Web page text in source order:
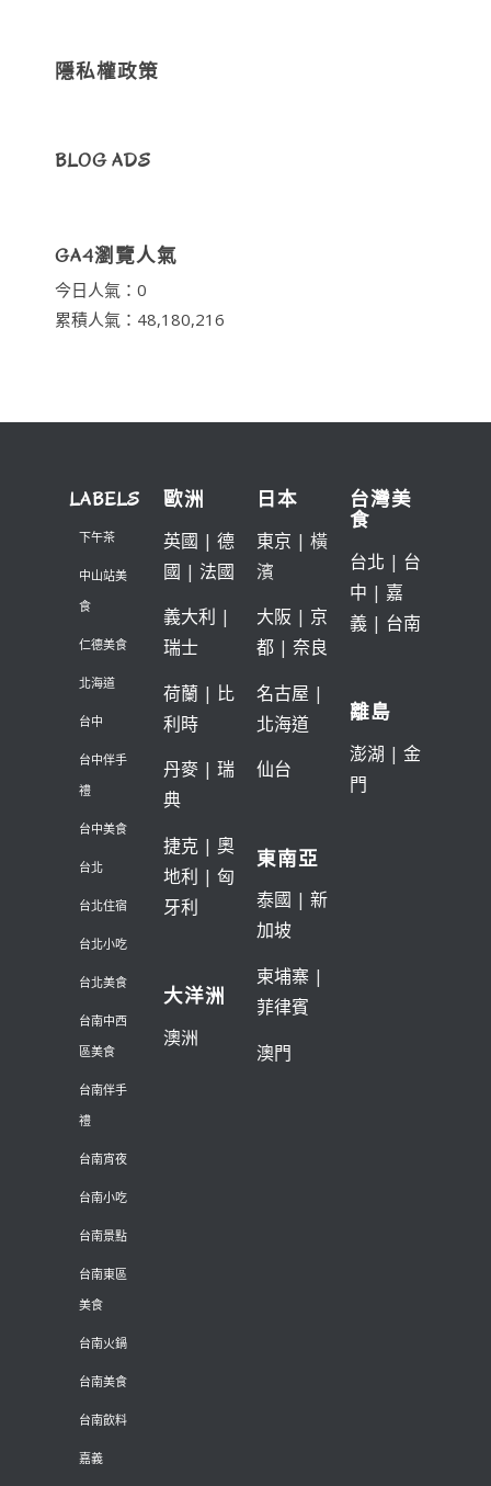
隱私權政策
BLOG ADS
GA4瀏覽人氣
今日人氣：0
累積人氣：48,180,216
LABELS
下午茶
中山站美
食
仁德美食
北海道
台中
台中伴手
禮
台中美食
台北
台北住宿
台北小吃
台北美食
台南中西
區美食
台南伴手
禮
台南宵夜
台南小吃
台南景點
台南東區
美食
台南火鍋
台南美食
台南飲料
嘉義
歐洲
英國 | 德
國 | 法國
義大利 |
瑞士
荷蘭| 比
利時
丹麥| 瑞
典
捷克| 奧
地利 | 匈
牙利
大洋洲
澳洲
日本
東京 | 橫
濱
大阪 | 京
都| 奈良
名古屋 |
北海道
仙台
東南亞
泰國 | 新
加坡
柬埔寨 |
菲律賓
澳門
台灣美
食
台北 | 台
中 | 嘉
義| 台南
離島
澎湖 | 金
門